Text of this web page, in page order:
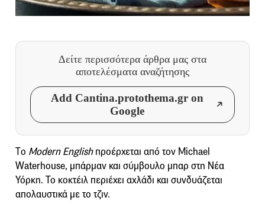
Δείτε περισσότερα άρθρα μας στα
αποτελέσματα αναζήτησης
Add Cantina.protothema.gr on
Google
Tο Modern Englishπροέρχεται από τον Michael
Waterhouse, μπάρμαν και σύμβουλο μπαρ στη Νέα
Υόρκη. Το κοκτέιλ περιέχει αχλάδι και συνδυάζεται
απολαυστικά με το τζιν.